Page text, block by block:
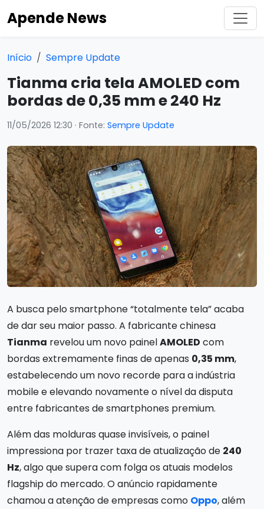
Apende News
Início Sempre Update
Tianma cria tela AMOLED com
bordas de 0,35 mm e 240 Hz
11/05/2026 12:30 · Fonte: Sempre Update
A busca pelo smartphone “totalmente tela” acaba
de dar seu maior passo. A fabricante chinesa
Tianma revelou um novo painelAMOLED com
bordas extremamente finas de apenas 0,35 mm,
estabelecendo um novo recorde para a indústria
mobile e elevando novamente o nível da disputa
entre fabricantes de smartphones premium.
Além das molduras quase invisíveis, o painel
impressiona por trazer taxa de atualização de 240
Hz, algo que supera com folga os atuais modelos
flagship do mercado. O anúncio rapidamente
chamou a atenção de empresas como Oppo, além